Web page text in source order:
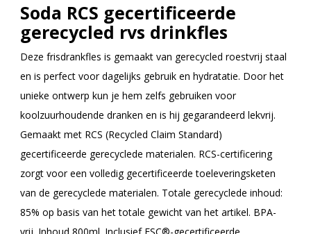
Soda RCS gecertificeerde
gerecycled rvs drinkfles
Deze frisdrankfles is gemaakt van gerecycled roestvrij staal
en is perfect voor dagelijks gebruik en hydratatie. Door het
unieke ontwerp kun je hem zelfs gebruiken voor
koolzuurhoudende dranken en is hij gegarandeerd lekvrij.
Gemaakt met RCS (Recycled Claim Standard)
gecertificeerde gerecyclede materialen. RCS-certificering
zorgt voor een volledig gecertificeerde toeleveringsketen
van de gerecyclede materialen. Totale gerecyclede inhoud:
85% op basis van het totale gewicht van het artikel. BPA-